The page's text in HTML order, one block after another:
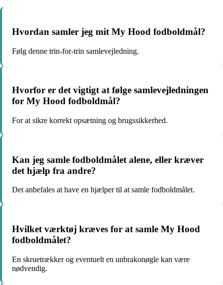
Hvordan samler jeg mit My Hood fodboldmål?
Følg denne trin-for-trin samlevejledning.
Hvorfor er det vigtigt at følge samlevejledningen
for My Hood fodboldmål?
For at sikre korrekt opsætning og brugssikkerhed.
Kan jeg samle fodboldmålet alene, eller kræver
det hjælp fra andre?
Det anbefales at have en hjælper til at samle fodboldmålet.
Hvilket værktøj kræves for at samle My Hood
fodboldmålet?
En skruetrækker og eventuelt en unbrakonøgle kan være
nødvendig.